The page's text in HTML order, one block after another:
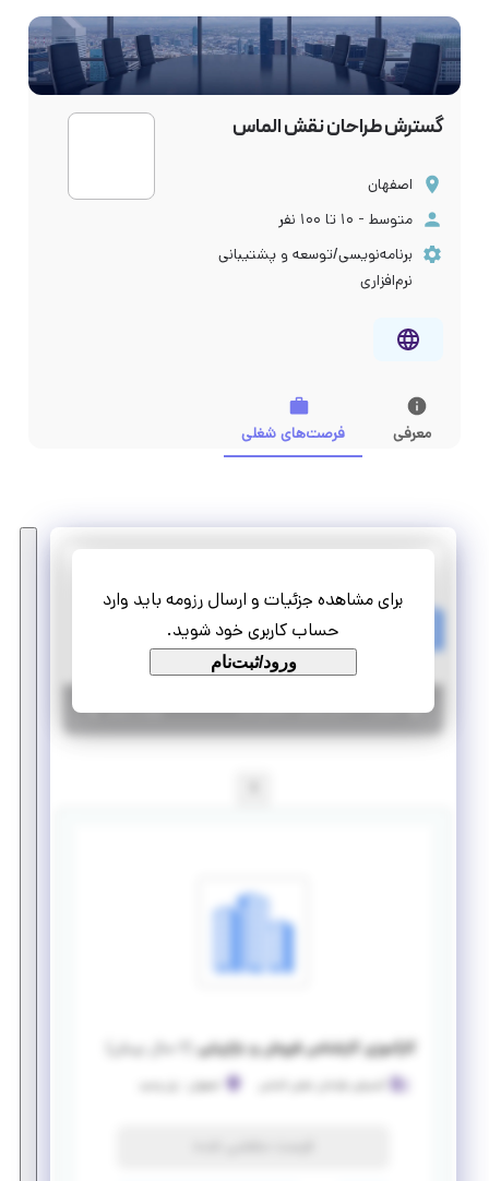
گسترش طراحان نقش الماس
اصفهان
متوسط - ۱۰ تا ۱۰۰ نفر
برنامه‌نویسی/توسعه و پشتیبانی
نرم‌افزاری
معرفی فرصت‌های شغلی
برای مشاهده جزئیات و ارسال رزومه باید وارد
حساب کاربری خود شوید.
ورود/ثبت‌نام
کارآموزی کارشناس فروش و بازاریابی
پاره وقت کارآموزی منجر ‌به استخدام
اصفهان |۶ سال پیش | منقضی شده جزئیات بیشتر
کارآموزی کارشناس فروش و بازاریابی